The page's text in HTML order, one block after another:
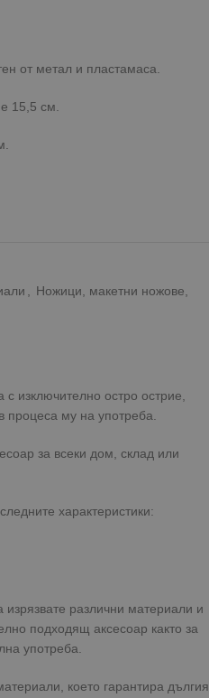
от метал и пластамаса.
15,5 см.
Ножици, макетни ножове,
изключително остро острие,
процеса му на употреба.
за всеки дом, склад или
характеристики:
различни материали и
подходящ аксесоар както за
употреба.
което гарантира дългия